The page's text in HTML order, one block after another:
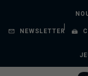
NEWSLETTER